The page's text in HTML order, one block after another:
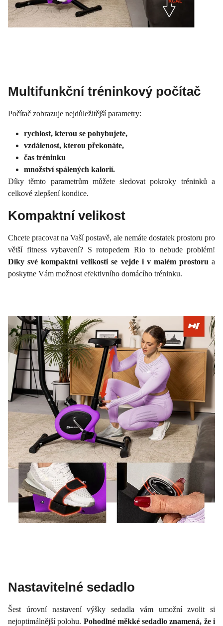
Multifunkční tréninkový počítač
Počítač zobrazuje nejdůležitější parametry:
rychlost, kterou se pohybujete,
vzdálenost, kterou překonáte,
čas tréninku
množství spálených kalorií.
Díky těmto parametrům můžete sledovat pokroky tréninků a
celkové zlepšení kondice.
Kompaktní velikost
Chcete pracovat na Vaší postavě, ale nemáte dostatek prostoru pro
větší fitness vybavení? S rotopedem Rio to nebude problém!
Díky své kompaktní velikosti se vejde i v malém prostoru a
poskytne Vám možnost efektivního domácího tréninku.
Nastavitelné sedadlo
Šest úrovní nastavení výšky sedadla vám umožní zvolit si
nejoptimálnější polohu. Pohodlné měkké sedadlo znamená, že i